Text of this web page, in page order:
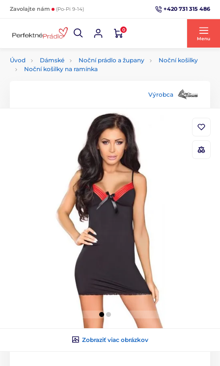
Zavolajte nám (Po-Pi 9-14) +420 731 315 486
0
Menu
Úvod Dámské Noční prádlo a župany
Noční košilky
Noční košilky na ramínka
Výrobca
Zobraziť viac obrázkov